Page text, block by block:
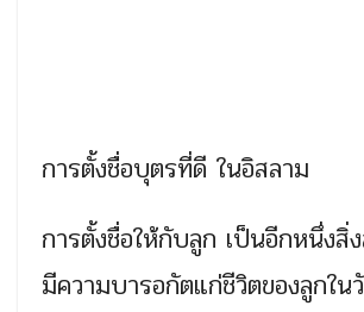
การตั้งชื่อบุตรที่ดี ในอิสลาม
การตั้งชื่อให้กับลูก เป็นอีกหนึ่งสิ่
มีความบารอกัตแก่ชีวิตของลูกใน